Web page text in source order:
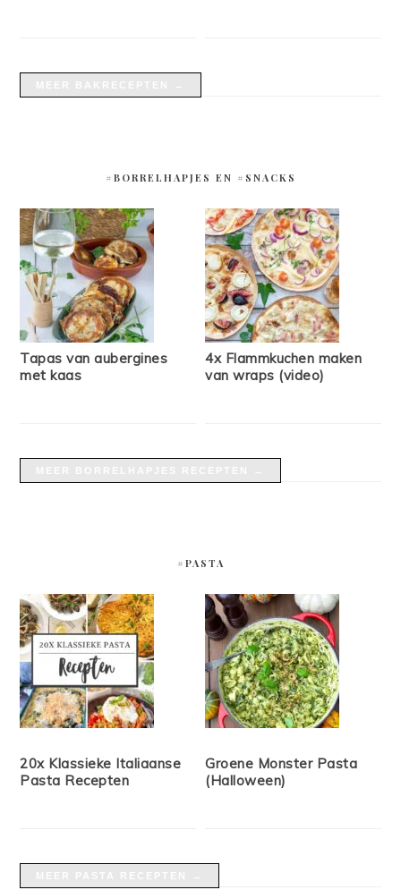
#BORRELHAPJES EN #SNACKS
Tapas van aubergines
met kaas
4x Flammkuchen maken
van wraps (video)
#PASTA
20x Klassieke Italiaanse
Pasta Recepten
Groene Monster Pasta
(Halloween)